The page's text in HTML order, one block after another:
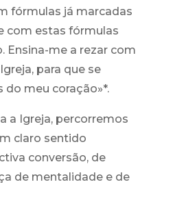
fórmulas já marcadas
com estas fórmulas
Ensina-me a rezar com
para que se
do meu coração»*.
a Igreja, percorremos
claro sentido
conversão, de
de mentalidade e de